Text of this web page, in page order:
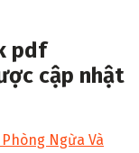
pdf
cập nhật